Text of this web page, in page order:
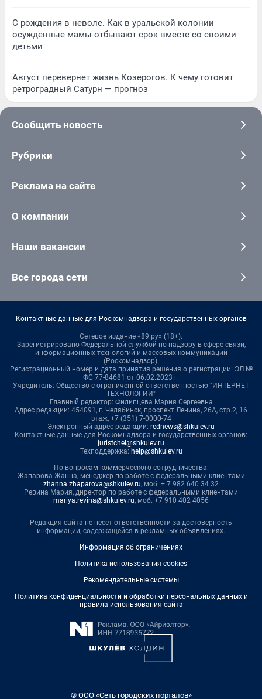
С рождения в неволе. Как в уральской колонии
осужденные мамы отбывают срок вместе со своими
детьми
Август перевернет жизнь Козерогов. К чему готовит
ретроградный Сатурн — прогноз
Сообщить новость
Рубрики
Реклама на сайте
О компании
Наши вакансии
Все города сети
Контактные данные для Роскомнадзора и государственных органов
Сетевое издание «89.ру» (18+).
Зарегистрировано Федеральной службой по надзору в сфере связи,
информационных технологий и массовых коммуникаций
(Роскомнадзор).
Регистрационный номер и дата принятия решения о регистрации: ЭЛ №
ФС 77-84681 от 06.02.2023 г.
Учредитель: Общество с ограниченной ответственностью "ИНТЕРНЕТ
ТЕХНОЛОГИИ"
Главный редактор: Филипцева Мария Сергеевна
Адрес редакции: 454091, г. Челябинск, проспект Ленина, 26А, стр.2, 16
этаж, +7 (351) 7-0000-74
Электронный адрес редакции: rednews@shkulev.ru
Контактные данные для Роскомнадзора и государственных органов:
juristchel@shkulev.ru
Техподдержка: help@shkulev.ru
По вопросам коммерческого сотрудничества:
Жапарова Жанна, менеджер по работе с федеральными клиентами
zhanna.zhaparova@shkulev.ru, моб. + 7 982 640 34 32
Ревина Мария, директор по работе с федеральными клиентами
mariya.revina@shkulev.ru, моб. +7 910 402 4056
Редакция сайта не несет ответственности за достоверность
информации, содержащейся в рекламных объявлениях.
Информация об ограничениях
Политика использования cookies
Рекомендательные системы
Политика конфиденциальности и обработки персональных данных и
правила использования сайта
© ООО «Сеть городских порталов»